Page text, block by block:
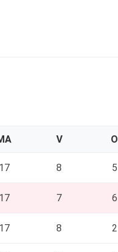
V O
17 8 5
17 7 6
17 8 2